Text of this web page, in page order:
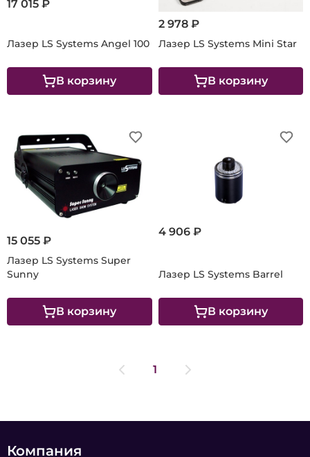
Лазер LS Systems Angel 100
17 015 ₽
В корзину
Лазер LS Systems Mini Star
2 978 ₽
В корзину
Лазер LS Systems Super
Sunny
15 055 ₽
В корзину
Лазер LS Systems Barrel
4 906 ₽
В корзину
1
Компания